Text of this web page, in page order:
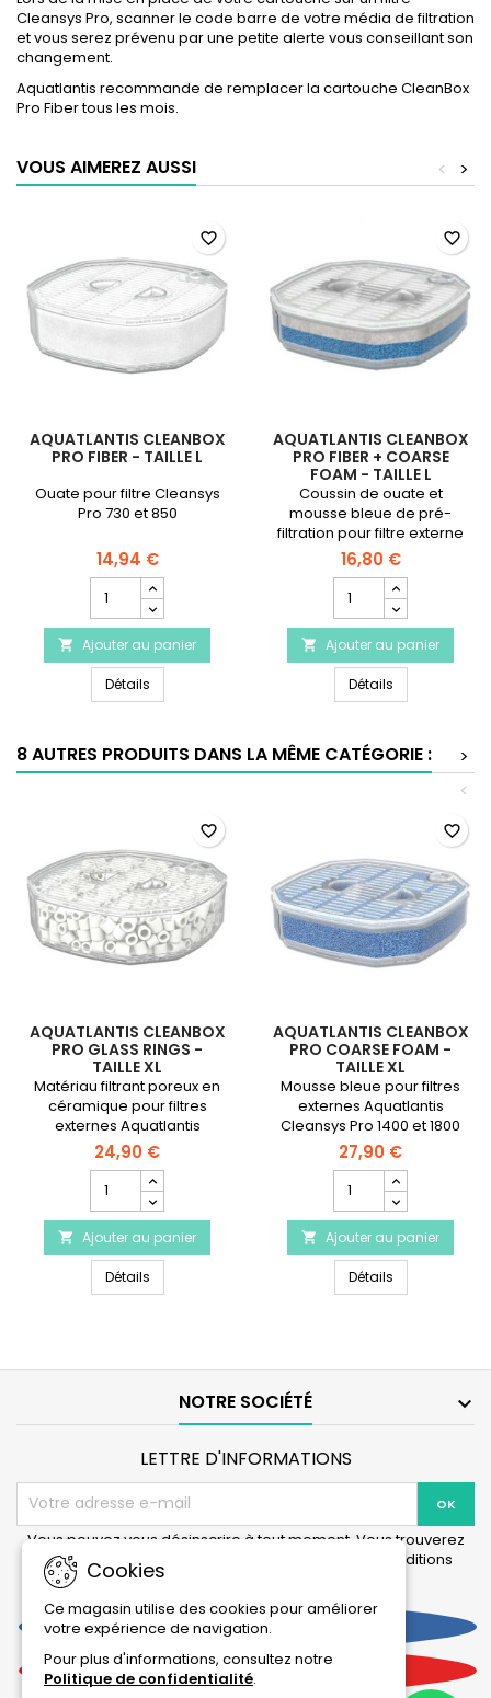
Cleansys Pro, scanner le code barre de votre média de filtration
et vous serez prévenu par une petite alerte vous conseillant son
changement.
Aquatlantis recommande de remplacer la cartouche CleanBox
Pro Fiber tous les mois.
VOUS AIMEREZ AUSSI >
<
AQUATLANTIS CLEANBOX
PRO FIBER - TAILLE L
Ouate pour filtre Cleansys
Pro 730 et 850
14,94 €
quantité
du
produit
AQUATLANTIS
CleanBox
Pro
-
Taille
 Ajouter au panier
DétailsAQUATLANTIS CleanBox Pro Fiber - Taille L
favorite_border
AQUATLANTIS CLEANBOX
PRO FIBER + COARSE
FOAM - TAILLE L
Coussin de ouate et
mousse bleue de pré-
filtration pour filtre externe
Cleansys Pro 730 et 850
16,80 €
quantité
du
produit
AQUATLANTIS
CleanBox
Pro
+
Coarse
 Ajouter au panier
Détails
favorite_border
8 AUTRES PRODUITS DANS LA MÊME CATÉGORIE :
>
<
AQUATLANTIS CLEANBOX
PRO GLASS RINGS -
TAILLE XL
Matériau filtrant poreux en
céramique pour filtres
externes Aquatlantis
Cleansys Pro 1400 et 1800.
24,90 €
quantité
du
produit
AQUATLANTIS
CleanBox
Pro
Taille
 Ajouter au panier
DétailsAQUATLANTIS CleanBox Pro Glass Rings - Taille XL
favorite_border
AQUATLANTIS CLEANBOX
PRO COARSE FOAM -
TAILLE XL
Mousse bleue pour filtres
externes Aquatlantis
Cleansys Pro 1400 et 1800
27,90 €
quantité
du
produit
AQUATLANTIS
CleanBox
Pro
Taille
 Ajouter au panier
Détails
favorite_border
NOTRE SOCIÉTÉ 
Cookies
Ce magasin utilise des cookies pour améliorer
votre expérience de navigation.
Pour plus d'informations, consultez notre
Politique de confidentialité.
LETTRE D'INFORMATIONS
Vous pouvez vous désinscrire à tout moment. Vous trouverez
pour cela nos informations de contact dans les conditions
Facebook
YouTube